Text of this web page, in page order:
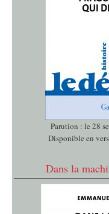
Parution : le 28
Disponible en
Dans la